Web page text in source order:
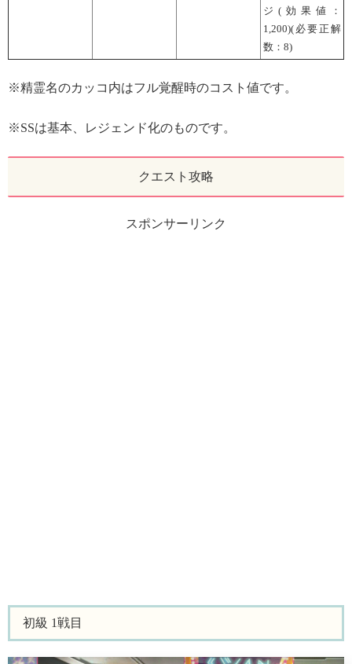
ジ(効果値：
1,200)(必要正解
数：8)
※精霊名のカッコ内はフル覚醒時のコスト値です。
※SSは基本、レジェンド化のものです。
クエスト攻略
スポンサーリンク
初級 1戦目